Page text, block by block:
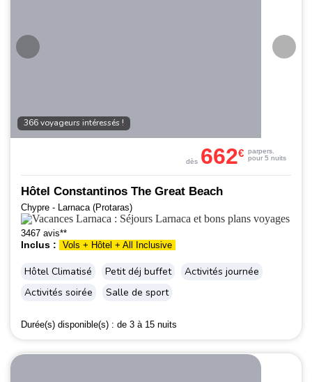
366 voyageurs intéressés !
Hôtel Constantinos The Great Beach
Chypre - Larnaca (Protaras)
3467 avis**
Inclus : Vols + Hôtel + All Inclusive
Hôtel Climatisé Petit déj buffet
Activités journée
Activités soirée
Salle de sport
Durée(s) disponible(s) : de 3 à 15 nuits
dès 662€ parpers.
pour 5 nuits